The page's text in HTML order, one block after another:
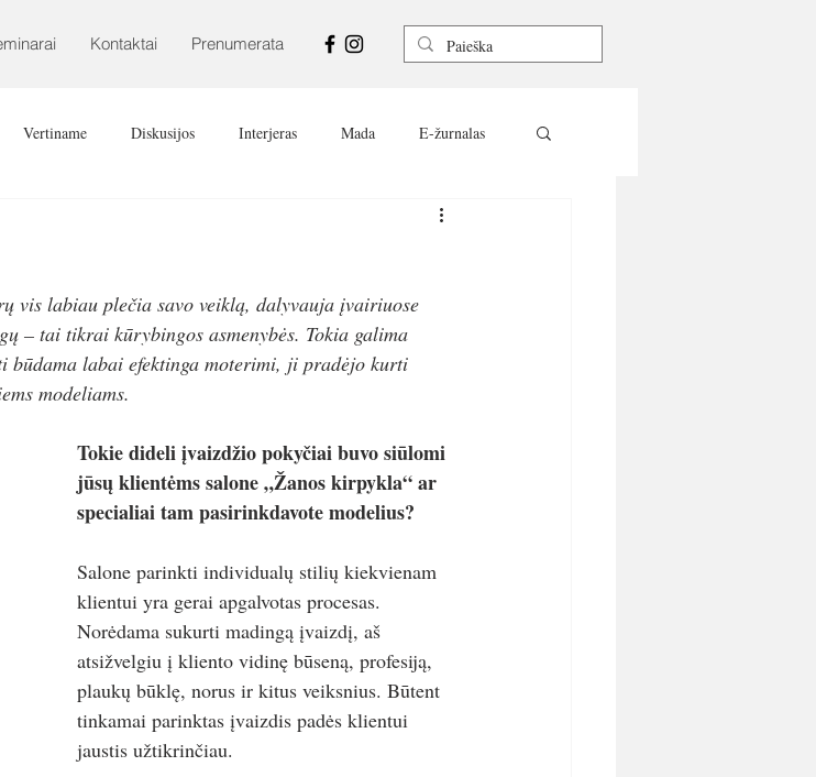
Kontaktai Prenumerata
Vertiname Diskusijos Interjeras Mada E-žurnalas
vis labiau plečia savo veiklą, dalyvauja įvairiuose
– tai tikrai kūrybingos asmenybės. Tokia galima
labai efektinga moterimi, ji pradėjo kurti
modeliams.
Tokie dideli įvaizdžio pokyčiai buvo siūlomi
jūsų klientėms salone „Žanos kirpykla“ ar
specialiai tam pasirinkdavote modelius?
Salone parinkti individualų stilių kiekvienam
klientui yra gerai apgalvotas procesas.
Norėdama sukurti madingą įvaizdį, aš
atsižvelgiu į kliento vidinę būseną, profesiją,
plaukų būklę, norus ir kitus veiksnius. Būtent
tinkamai parinktas įvaizdis padės klientui
jaustis užtikrinčiau.